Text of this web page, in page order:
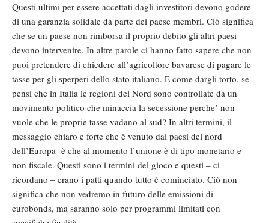
Questi ultimi per essere accettati dagli investitori devono godere
di una garanzia solidale da parte dei paese membri. Ciò significa
che se un paese non rimborsa il proprio debito gli altri paesi
devono intervenire. In altre parole ci hanno fatto sapere che non
puoi pretendere di chiedere all’agricoltore bavarese di pagare le
tasse per gli sperperi dello stato italiano. E come dargli torto, se
pensi che in Italia le regioni del Nord sono controllate da un
movimento politico che minaccia la secessione perche’ non
vuole che le proprie tasse vadano al sud? In altri termini, il
messaggio chiaro e forte che è venuto dai paesi del nord
dell’Europa è che al momento l’unione è di tipo monetario e
non fiscale. Questi sono i termini del gioco e questi – ci
ricordano – erano i patti quando tutto è cominciato. Ciò non
significa che non vedremo in futuro delle emissioni di
eurobonds, ma saranno solo per programmi limitati con